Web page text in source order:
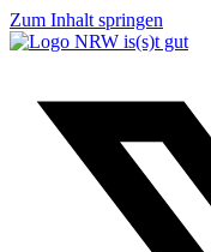
Zum Inhalt springen